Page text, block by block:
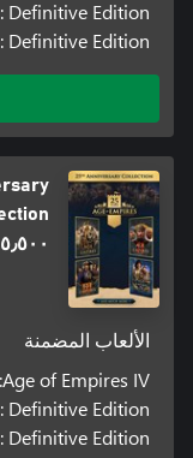
Definitive Edition
Definitive Edition
٤٥٫٥٠٠
الألعاب المضمنة
Age of Empires IV: إصدار الذكرى السنوية
Definitive Edition
Definitive Edition